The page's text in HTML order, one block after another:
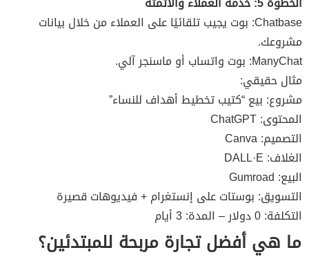
Chatbase: بوت يجيب تلقائيًا على العملاء من خلال بيانات
مشروعك.
ManyChat: بوت واتساب أو ماسنجر آلي.
مثال حقيقي:
مشروع: بيع “كتيب تخطيط أهداف للنساء”
المحتوى: ChatGPT
التصميم: Canva
الغلاف: DALL·E
البيع: Gumroad
التسويق: بوستات على إنستغرام + فيديوهات قصيرة
التكلفة: 0 دولار – المدة: 3 أيام
ما هي أفضل تجارة مربحة للمبتدئين؟